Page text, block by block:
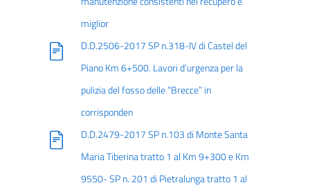
miglior
D.D.2506-2017 SP n.318-IV di Castel del
Piano Km 6+500. Lavori d’urgenza per la
pulizia del fosso delle “Brecce” in
corrisponden
D.D.2479-2017 SP n.103 di Monte Santa
Maria Tiberina tratto 1 al Km 9+300 e Km
9550- SP n. 201 di Pietralunga tratto 1 al